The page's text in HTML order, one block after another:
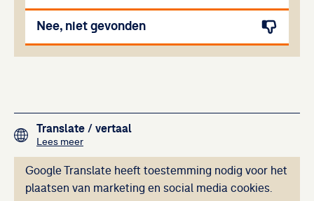
Nee, niet gevonden
Translate / vertaal
Lees meerover het vertalen van de teksten op deze website
Deze inhoud kan
Google Translate heeft toestemming nodig voor het
plaatsen van marketing en social media cookies.